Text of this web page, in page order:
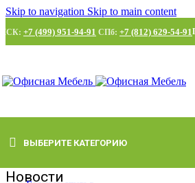
Skip to navigation Skip to main content
+7 (499) 951-94-91 СПб: +7 (812) 629-54-91
ВЫБЕРИТЕ КАТЕГОРИЮ
Новости